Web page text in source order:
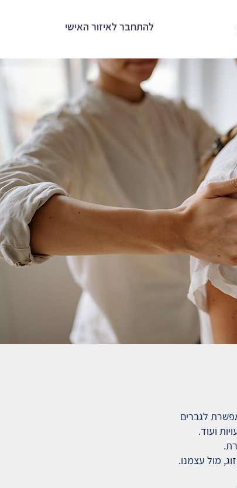
להתחבר לאיזור האישי
לגברים
ועוד.
מול עצמנו.